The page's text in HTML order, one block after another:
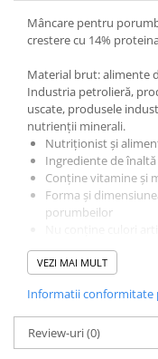
Mâncare pentru
crestere cu 14%
Material brut: alimente
Industria petrolieră,
uscate, produsele
nutrienții minerali.
Nutriționist și
Ingrediente de
Conţine vitamine şi
Forma și
porumbeilor
Special creat pentru
Nutrițional cu
Conţine vitamine şi
Forma și
varsta porumbeilor
Nu conține culori
VEZI MAI MULT
Informatii conformitate
Review-uri(0)